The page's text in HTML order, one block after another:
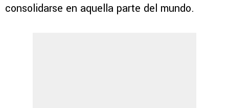
consolidarse en aquella parte del mundo.